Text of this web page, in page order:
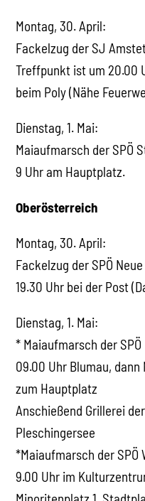
Montag, 30. April:
Fackelzug der SJ
Treffpunkt ist um 20.00
beim Poly (Nähe
Dienstag, 1. Mai:
Maiaufmarsch der SPÖ
9 Uhr am Hauptplatz.
Oberösterreich
Montag, 30. April:
Fackelzug der SPÖ
19.30 Uhr bei der Post
Dienstag, 1. Mai:
* Maiaufmarsch der SPÖ
09.00 Uhr Blumau,
zum Hauptplatz
Anschießend Grillerei
Pleschingersee
*Maiaufmarsch der SPÖ
9.00 Uhr im